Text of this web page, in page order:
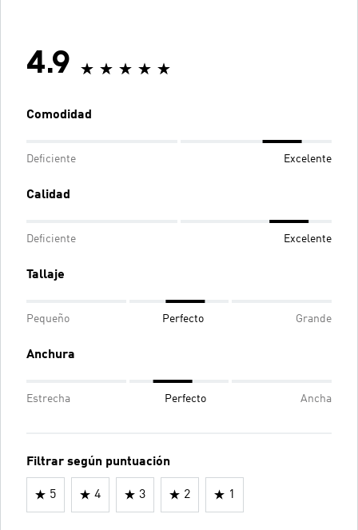
4.9
Comodidad
Deficiente Excelente
Calidad
Deficiente Excelente
Tallaje
Pequeño Perfecto Grande
Anchura
Estrecha Perfecto Ancha
Filtrar según puntuación
5 4 3 2 1